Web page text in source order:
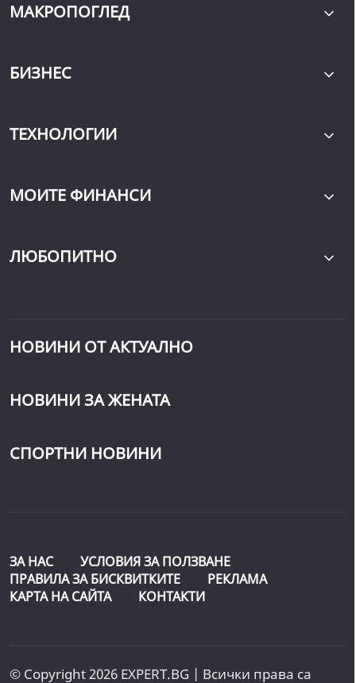
МАКРОПОГЛЕД
БИЗНЕС
ТЕХНОЛОГИИ
МОИТЕ ФИНАНСИ
ЛЮБОПИТНО
НОВИНИ ОТ АКТУАЛНО
НОВИНИ ЗА ЖЕНАТА
СПОРТНИ НОВИНИ
ЗА НАС
УСЛОВИЯ ЗА ПОЛЗВАНЕ
ПРАВИЛА ЗА БИСКВИТКИТЕ
РЕКЛАМА
КАРТА НА САЙТА
КОНТАКТИ
© Copyright 2026 EXPERT.BG | Всички права са